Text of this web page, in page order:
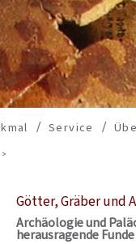
Service
Götter, Gräber und
Archäologie und
herausragende